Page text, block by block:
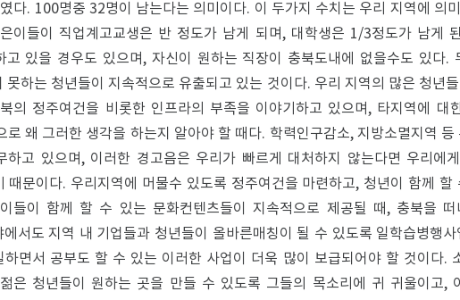
다. 100명중 32명이 남는다는 의미이다. 이 두가지 수치는 우리 지역에 의
이들이 직업계고교생은 반 정도가 남게 되며, 대학생은 1/3정도가 남게
고 있을 경우도 있으며, 자신이 원하는 직장이 충북도내에 없을수도 있다.
못하는 청년들이 지속적으로 유출되고 있는 것이다. 우리 지역의 많은 청년
의 정주여건을 비롯한 인프라의 부족을 이야기하고 있으며, 타지역에 대
로 왜 그러한 생각을 하는지 알아야 할 때다. 학력인구감소, 지방소멸지역
하고 있으며, 이러한 경고음은 우리가 빠르게 대처하지 않는다면 우리에
때문이다. 우리지역에 머물수 있도록 정주여건을 마련하고, 청년이 함께 할
들이 함께 할 수 있는 문화컨텐츠들이 지속적으로 제공될 때, 충북을 떠
에서도 지역 내 기업들과 청년들이 올바른매칭이 될 수 있도록 일학습병행
하면서 공부도 할 수 있는 이러한 사업이 더욱 많이 보급되어야 할 것이다.
은 청년들이 원하는 곳을 만들 수 있도록 그들의 목소리에 귀 귀울이고,